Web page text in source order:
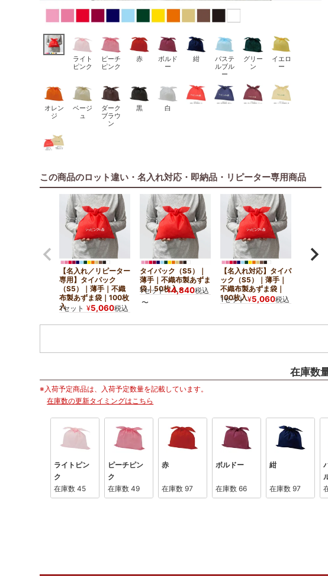
ライト
ピンク
ピーチ
ピンク
赤
ボルド
ー
紺
パステ
ルブル
ー
グリー
ン
イエロ
ー
オレン
ジ
ベージ
ュ
ダーク
ブラウ
ン
黒 白
この商品のロット違い・名入れ対応・即納品・リピーター専用商品
【名入れ／リピーター
専用】タイパック
（S5）｜薄手｜不織
布製あずま袋｜100枚
入
1セット ¥5,060税込
タイパック（S5）｜
薄手｜不織布製あずま
袋｜50枚入～
1セット ¥4,840税込
〜
【名入れ対応】タイパ
ック（S5）｜薄手｜
不織布製あずま袋｜
100枚入
1セット ¥5,060税込
在庫数
※入荷予定商品は、入荷予定数量を記載しています。
在庫数の更新タイミングはこちら
ライトピン
ク
在庫数 45
ピーチピン
ク
在庫数 49
赤
在庫数 97
ボルドー
在庫数 66
紺
在庫数 97